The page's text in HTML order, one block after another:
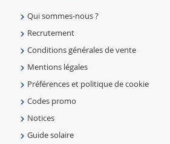
Qui sommes-nous ?
Recrutement
Conditions générales de vente
Mentions légales
Préférences et politique de cookie
Codes promo
Notices
Guide solaire